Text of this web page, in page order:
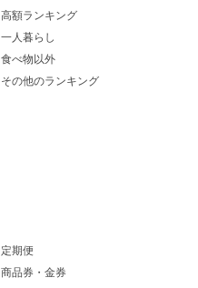
高額ランキング
一人暮らし
食べ物以外
その他のランキング
定期便
商品券・金券